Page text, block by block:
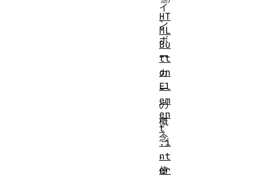
イ
ン
ボ
ー
カ
ー
の
概
念
、
使
HT
ML
Bu
tt
on
El
em
en
t
.i
nt
er